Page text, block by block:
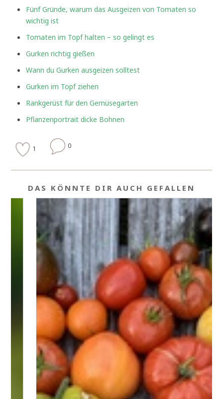
Fünf Gründe, warum das Ausgeizen von Tomaten so
wichtig ist
Tomaten im Topf halten – so gelingt es
Gurken richtig gießen
Wann du Gurken ausgeizen solltest
Gurken im Topf ziehen
Rankgerüst für den Gemüsegarten
Pflanzenportrait dicke Bohnen
1 0
DAS KÖNNTE DIR AUCH GEFALLEN